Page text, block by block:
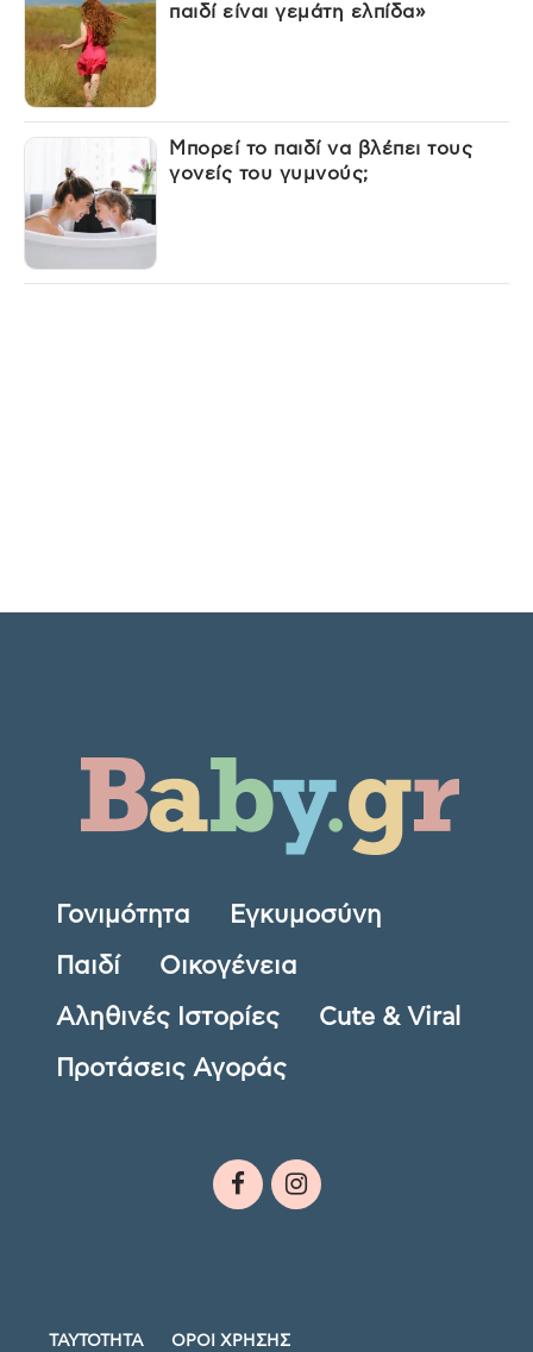
παιδί είναι γεμάτη ελπίδα»
Μπορεί το παιδί να βλέπει τους
γονείς του γυμνούς;
Γονιμότητα Εγκυμοσύνη
Παιδί Οικογένεια
Αληθινές Ιστορίες Cute & Viral
Προτάσεις Αγοράς
ΤΑΥΤΟΤΗΤΑ ΟΡΟΙ ΧΡΗΣΗΣ